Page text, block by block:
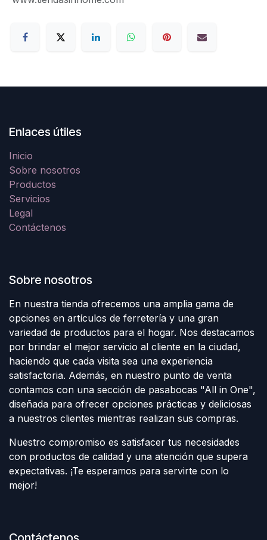
Enlaces útiles
Inicio
Sobre nosotros
Productos
Servicios
Legal
Contáctenos
Sobre nosotros
En nuestra tienda ofrecemos una amplia gama de
opciones en artículos de ferretería y una gran
variedad de productos para el hogar. Nos destacamos
por brindar el mejor servicio al cliente en la ciudad,
haciendo que cada visita sea una experiencia
satisfactoria. Además, en nuestro punto de venta
contamos con una sección de pasabocas "All in One",
diseñada para ofrecer opciones prácticas y deliciosas
a nuestros clientes mientras realizan sus compras.
Nuestro compromiso es satisfacer tus necesidades
con productos de calidad y una atención que supera
expectativas. ¡Te esperamos para servirte con lo
mejor!